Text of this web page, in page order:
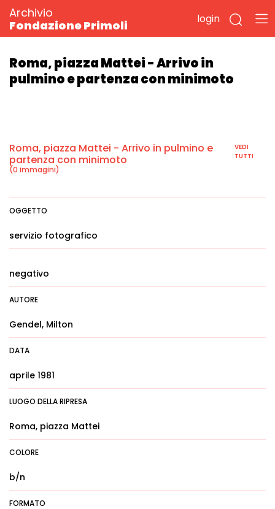
Archivio
Fondazione Primoli
login
Roma, piazza Mattei - Arrivo in
pulmino e partenza con minimoto
Roma, piazza Mattei - Arrivo in pulmino e
partenza con minimoto
(0 immagini)
VEDI
TUTTI
OGGETTO
servizio fotografico
negativo
AUTORE
Gendel, Milton
DATA
aprile 1981
LUOGO DELLA RIPRESA
Roma, piazza Mattei
COLORE
b/n
FORMATO